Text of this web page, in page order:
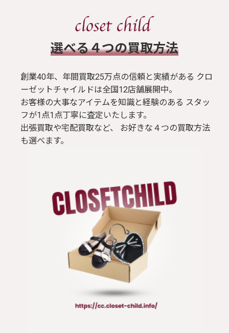
​選べる４つの買取方法
創業40年、年間買取25万点の信頼と実績がある クロ
ーゼットチャイルドは全国12店舗展開中。
お客様の大事なアイテムを知識と経験のある スタッ
フが1点1点丁寧に査定いたします。
出張買取や宅配買取など、 お好きな４つの買取方法
も選べます。